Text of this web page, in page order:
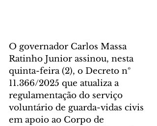
O governador Carlos Massa
Ratinho Junior assinou, nesta
quinta-feira (2), o Decreto nº
11.366/2025 que atualiza a
regulamentação do serviço
voluntário de guarda-vidas civis
em apoio ao Corpo de